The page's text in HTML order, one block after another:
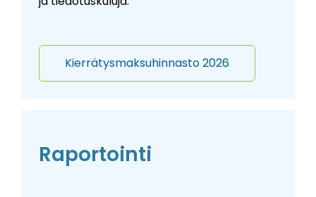
Kierrätysmaksuhinnasto 2026
Raportointi